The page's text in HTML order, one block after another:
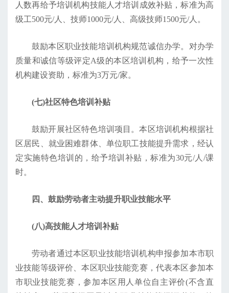
人数再给予培训机构技能人才培训成效补贴，标准为高
级工500元/人、技师1000元/人、高级技师1500元/人。
鼓励本区职业技能培训机构规范诚信办学。对办学
质量和诚信等级评定A级的本区培训机构，给予一次性
机构建设资助，标准为3万元/家。
(七)社区特色培训补贴
鼓励开展社区特色培训项目。本区培训机构根据社
区居民、就业困难群体、单位职工技能提升需求，经认
定实施特色培训的，给予培训补贴，标准为30元/人/课
时。
四、鼓励劳动者主动提升职业技能水平
(八)高技能人才培训补贴
劳动者通过本区职业技能培训机构申报参加本市职
业技能等级评价、本区职业技能竞赛，代表本区参加本
市职业技能竞赛，参加本区用人单位自主评价(不含直